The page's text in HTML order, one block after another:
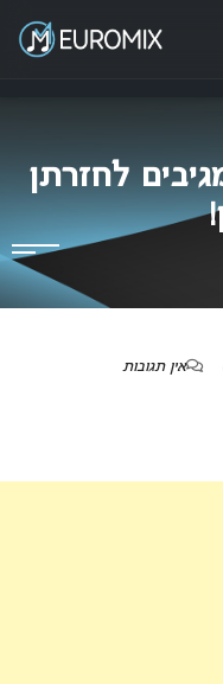
לחזרתן
אין תגובות